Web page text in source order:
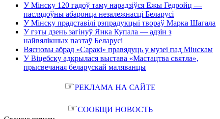
У Мінску 120 гадоў таму нарадзіўся Ежы Гедройц —
паслядоўны абаронца незалежнасці Беларусі
У Мінску прадставілі рэпрадукцыі твораў Марка Шагала
У гэты дзень загінуў Янка Купала — адзін з
найвялікшых паэтаў Беларусі
Вясновы абрад «Саракі» правядуць у музеі пад Мінскам
У Віцебску адкрылася выстава «Мастацтва святла»,
прысвечаная беларускай маляванцы
☞РЕКЛАМА НА САЙТЕ
☞СООБЩИ НОВОСТЬ